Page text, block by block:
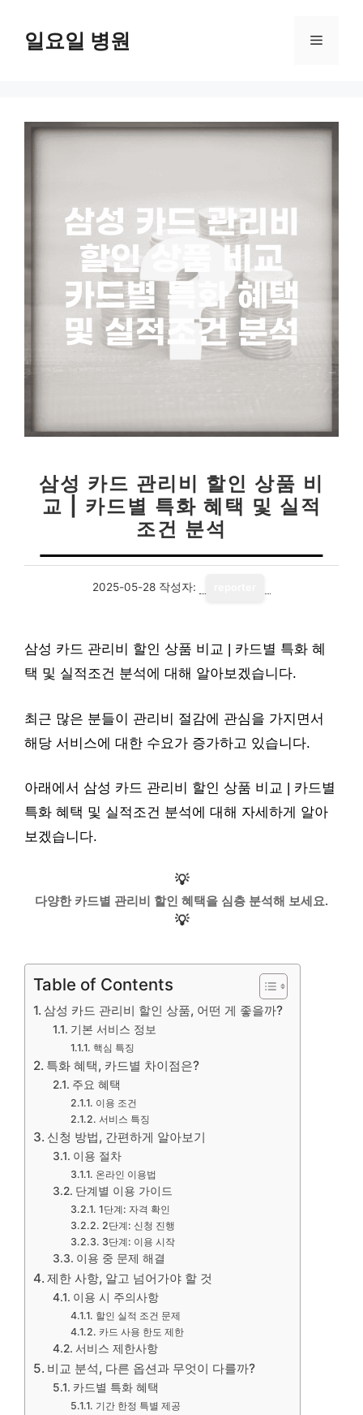
일요일 병원 메
삼성 카드 관리비 할인 상품 비
교 | 카드별 특화 혜택 및 실적
조건 분석
2025-05-28 작성자:
삼성 카드 관리비 할인 상품 비교 | 카드별 특화 혜
택 및 실적조건 분석에 대해 알아보겠습니다.
최근 많은 분들이 관리비 절감에 관심을 가지면서
해당 서비스에 대한 수요가 증가하고 있습니다.
아래에서 삼성 카드 관리비 할인 상품 비교 | 카드별
특화 혜택 및 실적조건 분석에 대해 자세하게 알아
보겠습니다.
💡
다양한 카드별 관리비 할인 혜택을 심층 분석해 보세요.
💡
Table of Contents
삼성 카드 관리비 할인 상품, 어떤 게 좋을까?
기본 서비스 정보
핵심 특징
특화 혜택, 카드별 차이점은?
주요 혜택
이용 조건
서비스 특징
신청 방법, 간편하게 알아보기
이용 절차
온라인 이용법
단계별 이용 가이드
1단계: 자격 확인
2단계: 신청 진행
3단계: 이용 시작
이용 중 문제 해결
제한 사항, 알고 넘어가야 할 것
이용 시 주의사항
할인 실적 조건 문제
카드 사용 한도 제한
서비스 제한사항
비교 분석, 다른 옵션과 무엇이 다를까?
카드별 특화 혜택
기간 한정 특별 제공